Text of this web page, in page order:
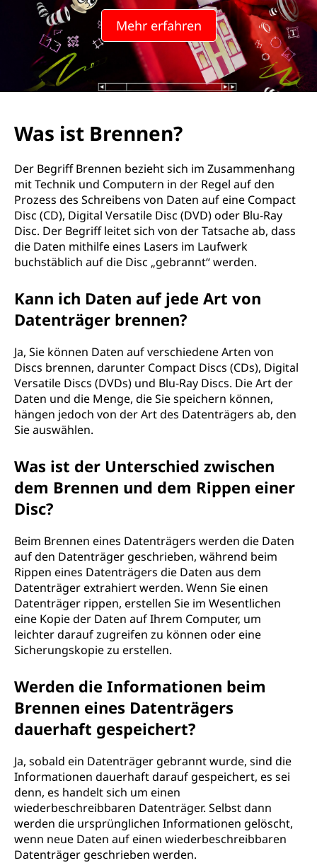
?
Mehr erfahren
Was ist Brennen?
Der Begriff Brennen bezieht sich im Zusammenhang
mit Technik und Computern in der Regel auf den
Prozess des Schreibens von Daten auf eine Compact
Disc (CD), Digital Versatile Disc (DVD) oder Blu-Ray
Disc. Der Begriff leitet sich von der Tatsache ab, dass
die Daten mithilfe eines Lasers im Laufwerk
buchstäblich auf die Disc „gebrannt“ werden.
Kann ich Daten auf jede Art von
Datenträger brennen?
Ja, Sie können Daten auf verschiedene Arten von
Discs brennen, darunter Compact Discs (CDs), Digital
Versatile Discs (DVDs) und Blu-Ray Discs. Die Art der
Daten und die Menge, die Sie speichern können,
hängen jedoch von der Art des Datenträgers ab, den
Sie auswählen.
Was ist der Unterschied zwischen
dem Brennen und dem Rippen einer
Disc?
Beim Brennen eines Datenträgers werden die Daten
auf den Datenträger geschrieben, während beim
Rippen eines Datenträgers die Daten aus dem
Datenträger extrahiert werden. Wenn Sie einen
Datenträger rippen, erstellen Sie im Wesentlichen
eine Kopie der Daten auf Ihrem Computer, um
leichter darauf zugreifen zu können oder eine
Sicherungskopie zu erstellen.
Werden die Informationen beim
Brennen eines Datenträgers
dauerhaft gespeichert?
Ja, sobald ein Datenträger gebrannt wurde, sind die
Informationen dauerhaft darauf gespeichert, es sei
denn, es handelt sich um einen
wiederbeschreibbaren Datenträger. Selbst dann
werden die ursprünglichen Informationen gelöscht,
wenn neue Daten auf einen wiederbeschreibbaren
Datenträger geschrieben werden.